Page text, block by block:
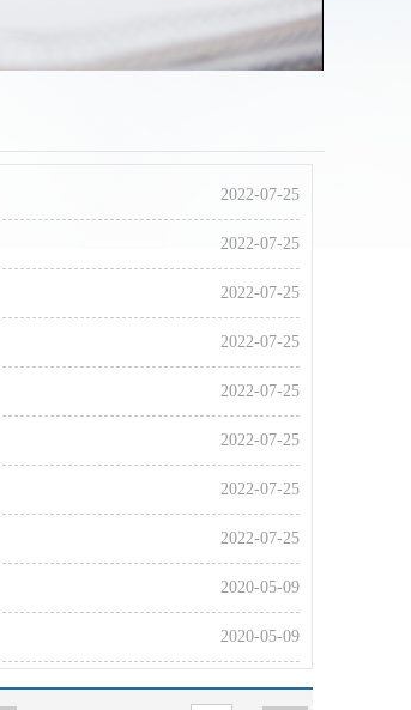
2022-07-25
2022-07-25
2022-07-25
2022-07-25
2022-07-25
2022-07-25
2022-07-25
2022-07-25
2020-05-09
2020-05-09